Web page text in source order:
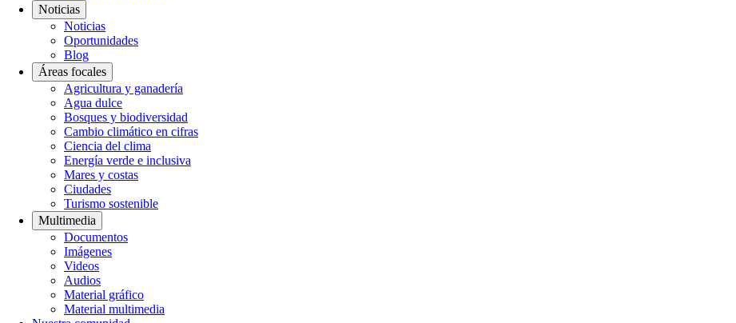
Noticias
Noticias
Oportunidades
Blog
Áreas focales
Agricultura y ganadería
Agua dulce
Bosques y biodiversidad
Cambio climático en cifras
Ciencia del clima
Energía verde e inclusiva
Mares y costas
Ciudades
Turismo sostenible
Multimedia
Documentos
Imágenes
Videos
Audios
Material gráfico
Material multimedia